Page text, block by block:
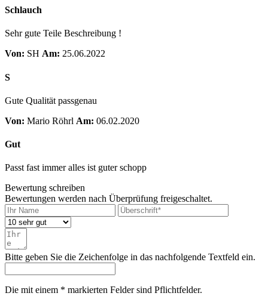
Schlauch
Sehr gute Teile Beschreibung !
Von: SH Am: 25.06.2022
S
Gute Qualität passgenau
Von: Mario Röhrl Am: 06.02.2020
Gut
Passt fast immer alles ist guter schopp
Bewertung schreiben
Bewertungen werden nach Überprüfung freigeschaltet.
Bitte geben Sie die Zeichenfolge in das nachfolgende Textfeld ein.
Die mit einem * markierten Felder sind Pflichtfelder.